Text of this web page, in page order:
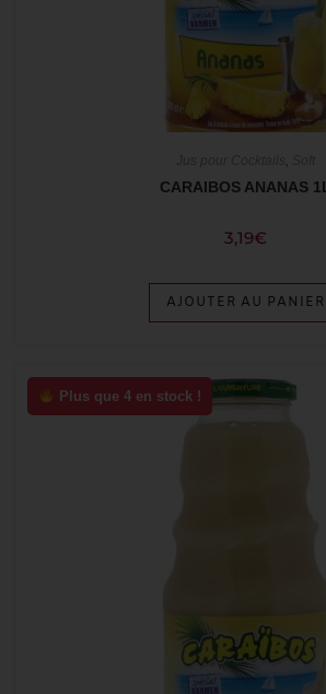
,
CARAIBOS ANANAS 1L
3,19€
AJOUTER AU PANIER
Plus que 4 en stock !